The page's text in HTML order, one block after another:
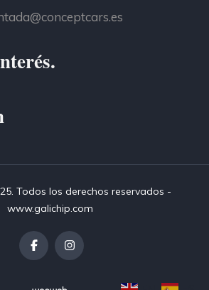
Todos los derechos reservados -
www.galichip.com